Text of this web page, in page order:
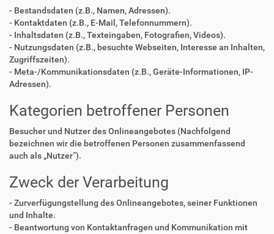
- Bestandsdaten (z.B., Namen, Adressen).
- Kontaktdaten (z.B., E-Mail, Telefonnummern).
- Inhaltsdaten (z.B., Texteingaben, Fotografien, Videos).
- Nutzungsdaten (z.B., besuchte Webseiten, Interesse an Inhalten,
Zugriffszeiten).
- Meta-/Kommunikationsdaten (z.B., Geräte-Informationen, IP-
Adressen).
Kategorien betroffener Personen
Besucher und Nutzer des Onlineangebotes (Nachfolgend
bezeichnen wir die betroffenen Personen zusammenfassend
auch als „Nutzer“).
Zweck der Verarbeitung
- Zurverfügungstellung des Onlineangebotes, seiner Funktionen
und Inhalte.
- Beantwortung von Kontaktanfragen und Kommunikation mit